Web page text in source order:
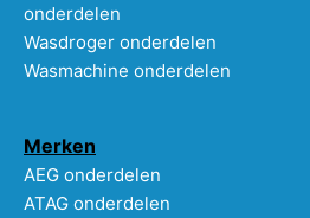
onderdelen
Wasdroger onderdelen
Wasmachine onderdelen
Merken
AEG onderdelen
ATAG onderdelen